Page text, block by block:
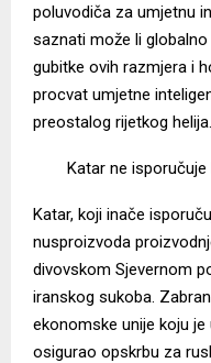
poluvodiča za umjetnu
saznati može li
gubitke ovih razmjera i
procvat umjetne
preostalog rijetkog helija.
Katar ne
Katar, koji inače
nusproizvoda
divovskom Sjevernom
iranskog sukoba.
ekonomske unije koju je
osigurao opskrbu za